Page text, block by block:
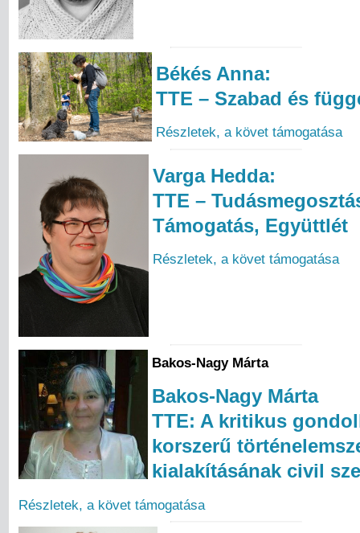
Békés Anna:
TTE – Szabad és
Részletek, a követ támogatása
Varga Hedda:
TTE –
Támogatás, Együttlét
Részletek, a követ támogatása
Bakos-Nagy Márta
Bakos-Nagy Márta
TTE: A kritikus
korszerű
kialakításának civil
Részletek, a követ támogatása